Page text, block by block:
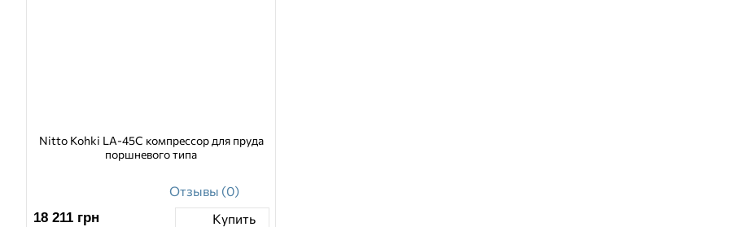
Nitto Kohki LA-45C компрессор для пруда
поршневого типа
Отзывы (0)
18 211 грн Купить